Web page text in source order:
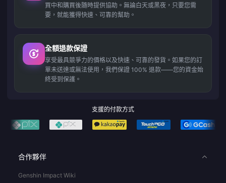
買中和購買後隨時提供協助。無論白天或黑夜，只要您需
要，就能獲得快速、可靠的幫助。
全額退款保證
享受最具競爭力的價格以及快速、可靠的發貨。如果您的訂
單未送達或無法使用，我們保證 100% 退款——您的資金始
終受到保護。
支援的付款方式
合作夥伴
Genshin Impact Wiki